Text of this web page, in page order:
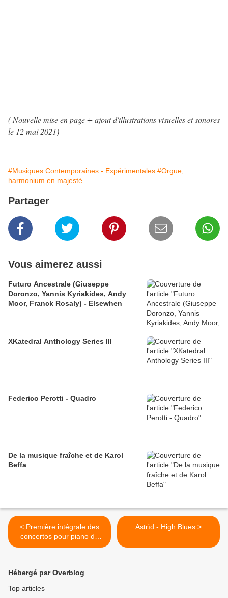
( Nouvelle mise en page + ajout d'illustrations visuelles et sonores
le 12 mai 2021)
#Musiques Contemporaines - Expérimentales #Orgue,
harmonium en majesté
Partager
Vous aimerez aussi
Futuro Ancestrale (Giuseppe
Doronzo, Yannis Kyriakides, Andy
Moor, Franck Rosaly) - Elsewhen
XKatedral Anthology Series III
Federico Perotti - Quadro
De la musique fraîche et de Karol
Beffa
< Première intégrale des
concertos pour piano de
Philip Glass
Astrïd - High Blues >
Hébergé par Overblog
Top articles